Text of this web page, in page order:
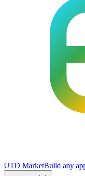
UTD MarketBuild any